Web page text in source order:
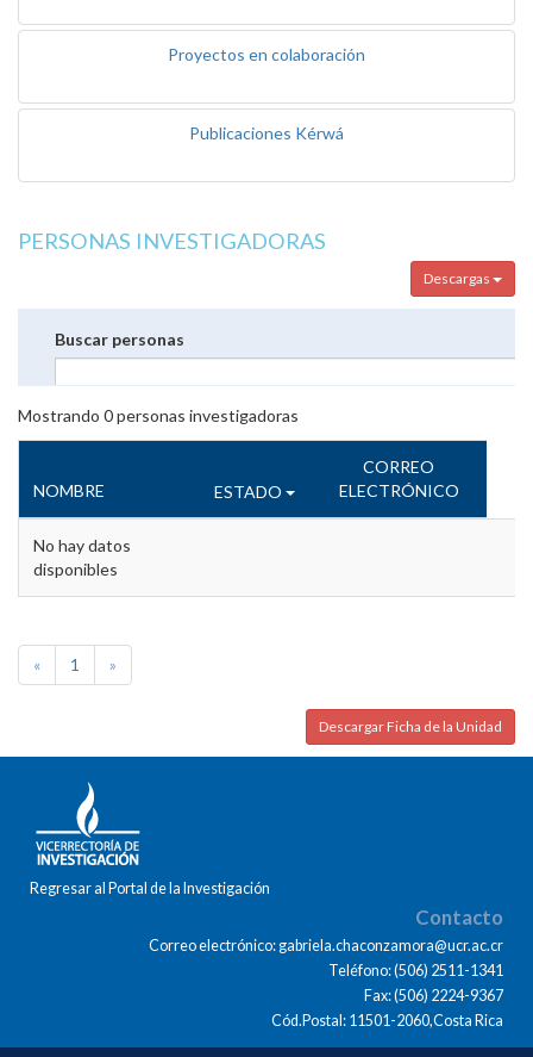
Proyectos en colaboración
Publicaciones Kérwá
PERSONAS INVESTIGADORAS
Descargas
Buscar personas
Mostrando 0personas investigadoras
NOMBRE ESTADO
CORREO
ELECTRÓNICO
No hay datos
disponibles
« 1 »
Descargar Ficha de la Unidad
Regresar al Portal de la Investigación
Contacto
Correo electrónico: gabriela.chaconzamora@ucr.ac.cr
Teléfono: (506) 2511-1341
Fax: (506) 2224-9367
Cód.Postal: 11501-2060,Costa Rica